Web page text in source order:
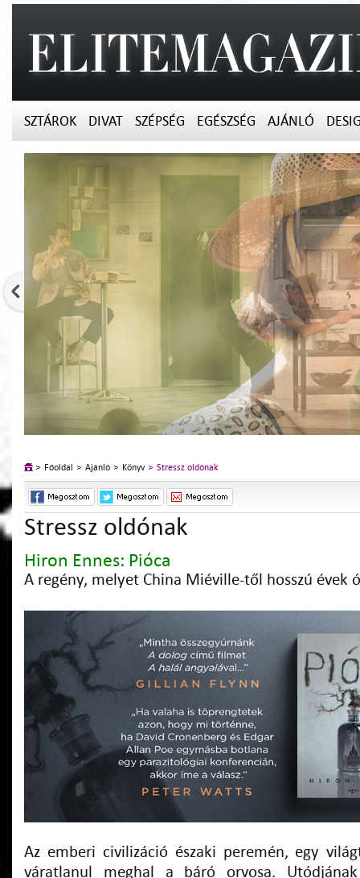
SZTÁROK DIVAT SZÉPSÉG EGÉSZSÉG AJÁNLÓ
Főoldal Ajánló Könyv Stressz oldónak
Stressz oldónak
Hiron Ennes: Pióca
A regény, melyet China Miéville-től hosszú évek
Az emberi civilizáció északi peremén, egy
váratlanul meghal a báró orvosa.